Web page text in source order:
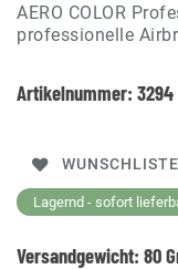
AERO COLOR
professionelle
Artikelnummer: 3294
WUNSCHLISTE
Lagernd - sofort
Versandgewicht: 80